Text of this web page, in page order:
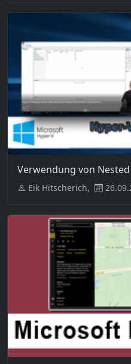
Verwendung von
Eik Hitscherich,